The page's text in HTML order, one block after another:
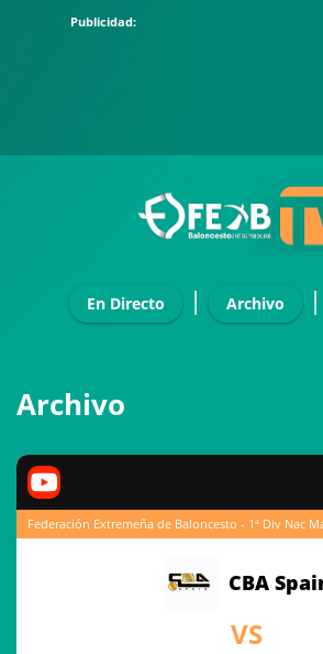
En Directo | Archivo |
Archivo
Federación Extremeña de Baloncesto - 1ª Div Nac
CBA
VS